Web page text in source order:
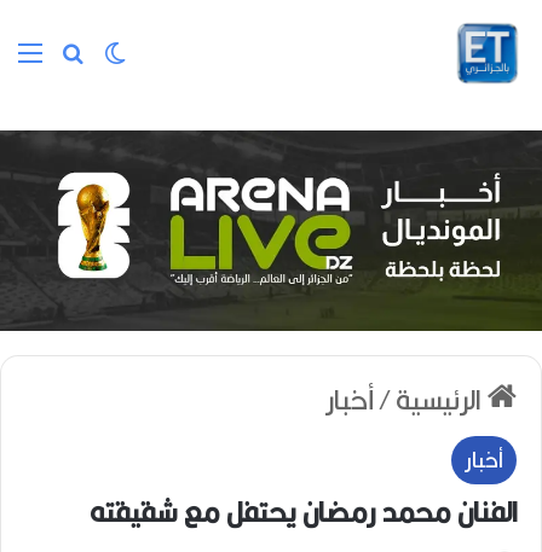
بحث عن
الوضع المظلم
الرئيسية/أخبار
أخبار
الفنان محمد رمضان يحتفل مع شقيقته